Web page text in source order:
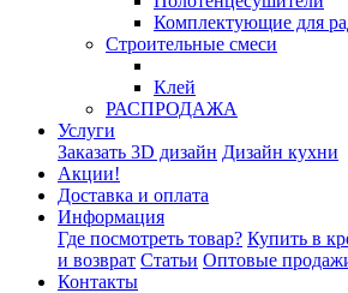
Комплектующие для
Строительные смеси
Клей
РАСПРОДАЖА
Услуги
Заказать 3D дизайн Дизайн кухни
Акции!
Доставка и оплата
Информация
Где посмотреть товар? Купить в
и возврат Статьи Оптовые
Контакты